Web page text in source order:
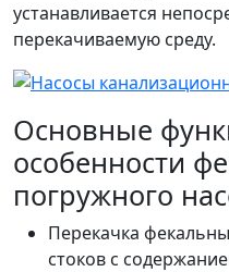
устанавливается
перекачиваемую среду.
Основные
особенности
погружного
Перекачка
стоков с